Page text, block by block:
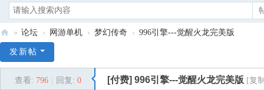
1
» 论坛 › 网游单机 › 梦幻传奇 › 996引擎---觉醒火龙完美版
发新帖
查看: 796 回复: 0 [付费] 996引擎---觉醒火龙完美版 [复